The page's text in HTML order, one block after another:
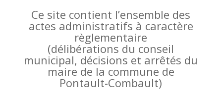
Ce site contient l’ensemble des
actes administratifs à caractère
règlementaire
(délibérations du conseil
municipal, décisions et arrêtés du
maire de la commune de
Pontault-Combault)